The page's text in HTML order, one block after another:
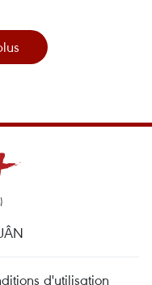
d'utilisation